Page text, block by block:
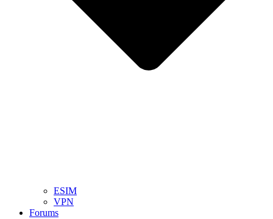
ESIM
VPN
Forums